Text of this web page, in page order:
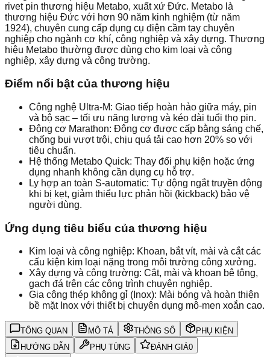
rivet pin thương hiệu Metabo, xuất xứ Đức. Metabo là
thương hiệu Đức với hơn 90 năm kinh nghiệm (từ năm
1924), chuyên cung cấp dụng cụ điện cầm tay chuyên
nghiệp cho ngành cơ khí, công nghiệp và xây dựng. Thương
hiệu Metabo thường được dùng cho kim loại và công
nghiệp, xây dựng và công trường.
Điểm nổi bật của thương hiệu
Công nghệ Ultra-M: Giao tiếp hoàn hảo giữa máy, pin
và bộ sạc – tối ưu năng lượng và kéo dài tuổi thọ pin.
Động cơ Marathon: Động cơ được cấp bằng sáng chế,
chống bụi vượt trội, chịu quá tải cao hơn 20% so với
tiêu chuẩn.
Hệ thống Metabo Quick: Thay đổi phụ kiện hoặc ứng
dụng nhanh không cần dụng cụ hỗ trợ.
Ly hợp an toàn S-automatic: Tự động ngắt truyền động
khi bị kẹt, giảm thiểu lực phản hồi (kickback) bảo vệ
người dùng.
Ứng dụng tiêu biểu của thương hiệu
Kim loại và công nghiệp: Khoan, bắt vít, mài và cắt các
cấu kiện kim loại nặng trong môi trường công xưởng.
Xây dựng và công trường: Cắt, mài và khoan bê tông,
gạch đá trên các công trình chuyên nghiệp.
Gia công thép không gỉ (Inox): Mài bóng và hoàn thiện
bề mặt Inox với thiết bị chuyên dụng mô-men xoắn cao.
TỔNG QUAN MÔ TẢ THÔNG SỐ
PHỤ KIỆN
HƯỚNG DẪN
PHỤ TÙNG ĐÁNH GIÁ0